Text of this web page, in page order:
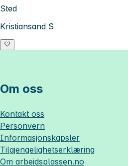
Sted
Kristiansand S
Om oss
Kontakt oss
Personvern
Informasjonskapsler
Tilgjengelighetserklæring
Om arbeidsplassen.no